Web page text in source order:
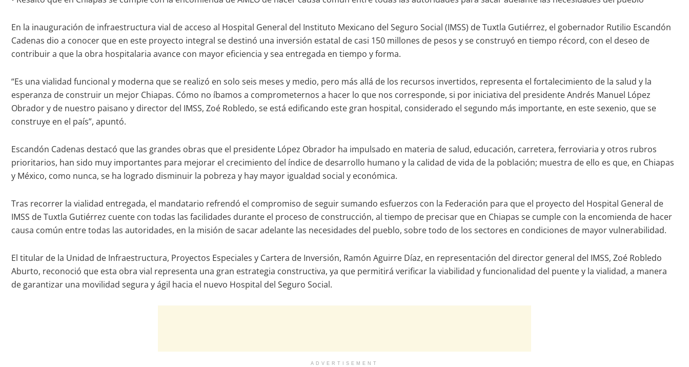
En la inauguración de infraestructura vial de acceso al Hospital General del Instituto Mexicano del Seguro Social (IMSS) de Tuxtla Gutiérrez, el gobernador Rutilio Escandón
Cadenas dio a conocer que en este proyecto integral se destinó una inversión estatal de casi 150 millones de pesos y se construyó en tiempo récord, con el deseo de
contribuir a que la obra hospitalaria avance con mayor eficiencia y sea entregada en tiempo y forma.
“Es una vialidad funcional y moderna que se realizó en solo seis meses y medio, pero más allá de los recursos invertidos, representa el fortalecimiento de la salud y la
esperanza de construir un mejor Chiapas. Cómo no íbamos a comprometernos a hacer lo que nos corresponde, si por iniciativa del presidente Andrés Manuel López
Obrador y de nuestro paisano y director del IMSS, Zoé Robledo, se está edificando este gran hospital, considerado el segundo más importante, en este sexenio, que se
construye en el país”, apuntó.
Escandón Cadenas destacó que las grandes obras que el presidente López Obrador ha impulsado en materia de salud, educación, carretera, ferroviaria y otros rubros
prioritarios, han sido muy importantes para mejorar el crecimiento del índice de desarrollo humano y la calidad de vida de la población; muestra de ello es que, en Chiapas
y México, como nunca, se ha logrado disminuir la pobreza y hay mayor igualdad social y económica.
Tras recorrer la vialidad entregada, el mandatario refrendó el compromiso de seguir sumando esfuerzos con la Federación para que el proyecto del Hospital General de
IMSS de Tuxtla Gutiérrez cuente con todas las facilidades durante el proceso de construcción, al tiempo de precisar que en Chiapas se cumple con la encomienda de hacer
causa común entre todas las autoridades, en la misión de sacar adelante las necesidades del pueblo, sobre todo de los sectores en condiciones de mayor vulnerabilidad.
El titular de la Unidad de Infraestructura, Proyectos Especiales y Cartera de Inversión, Ramón Aguirre Díaz, en representación del director general del IMSS, Zoé Robledo
Aburto, reconoció que esta obra vial representa una gran estrategia constructiva, ya que permitirá verificar la viabilidad y funcionalidad del puente y la vialidad, a manera
de garantizar una movilidad segura y ágil hacia el nuevo Hospital del Seguro Social.
ADVERTISEMENT